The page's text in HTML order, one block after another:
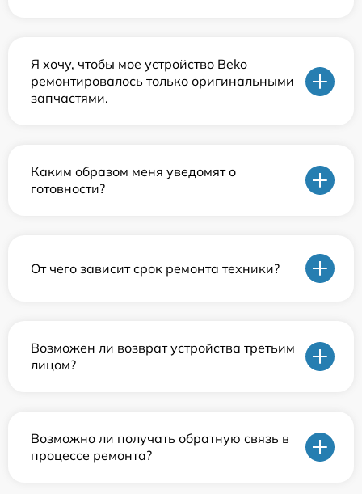
Я хочу, чтобы мое устройство Beko
ремонтировалось только оригинальными
запчастями.
Каким образом меня уведомят о
готовности?
От чего зависит срок ремонта техники?
Возможен ли возврат устройства третьим
лицом?
Возможно ли получать обратную связь в
процессе ремонта?